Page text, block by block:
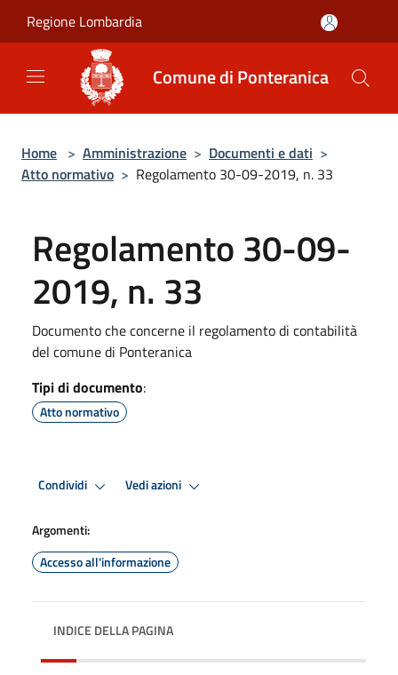
Regione Lombardia
Comune di Ponteranica
Home > Amministrazione > Documenti e dati >
Atto normativo > Regolamento 30-09-2019, n. 33
Regolamento 30-09-
2019, n. 33
Documento che concerne il regolamento di contabilità
del comune di Ponteranica
Tipi di documento:
Atto normativo
Condividi Vedi azioni
Argomenti:
Accesso all'informazione
INDICE DELLA PAGINA